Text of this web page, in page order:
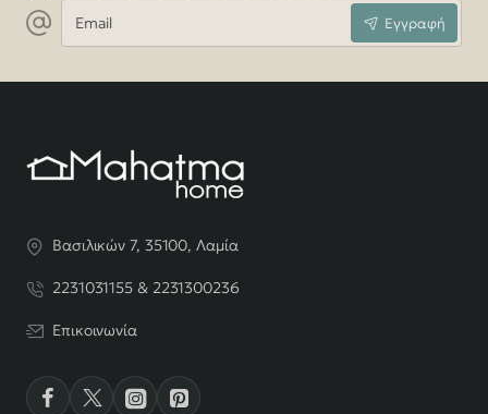
Εγγραφή
Βασιλικών 7, 35100, Λαμία
2231031155 & 2231300236
Επικοινωνία